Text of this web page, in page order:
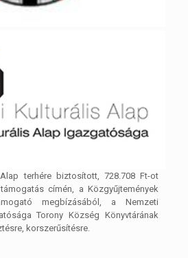
terhére biztosított, 728.708 Ft-ot
címén, a Közgyűjtemények
megbízásából, a Nemzeti
Torony Község Könyvtárának
korszerűsítésre.